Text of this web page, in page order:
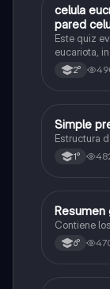
CBiología
celula
pared celular,
nombre
Este quiz
eucariota,
núcleo,
2°
Inglés
Simple
Estructura
1°
Inglés
Resumen
Contiene
6°